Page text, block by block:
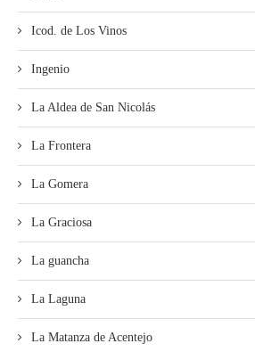
Icod. de Los Vinos
Ingenio
La Aldea de San Nicolás
La Frontera
La Gomera
La Graciosa
La guancha
La Laguna
La Matanza de Acentejo